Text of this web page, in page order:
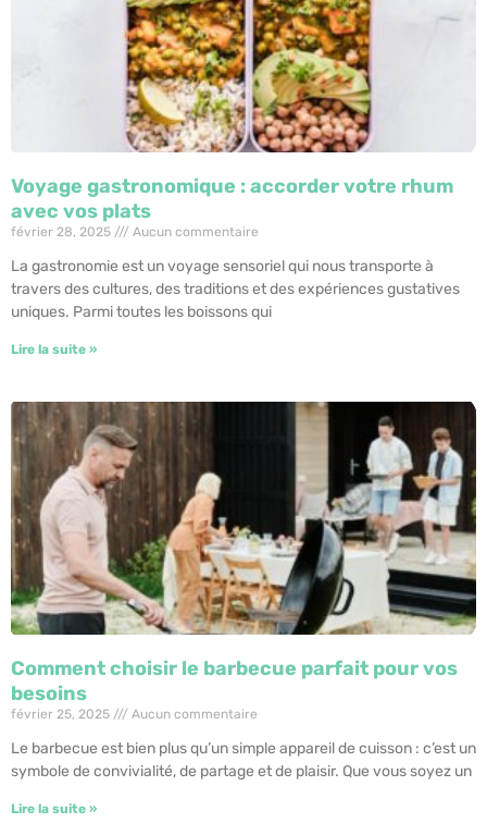
Voyage gastronomique : accorder votre rhum
avec vos plats
février 28, 2025 Aucun commentaire
La gastronomie est un voyage sensoriel qui nous transporte à
travers des cultures, des traditions et des expériences gustatives
uniques. Parmi toutes les boissons qui
Lire la suite »
Comment choisir le barbecue parfait pour vos
besoins
février 25, 2025 Aucun commentaire
Le barbecue est bien plus qu’un simple appareil de cuisson : c’est un
symbole de convivialité, de partage et de plaisir. Que vous soyez un
Lire la suite »